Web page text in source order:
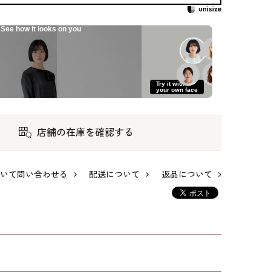
ー
小柄｜洗える｜羽織
フリルカラーのV開
襟元がデザインポイ
ート
110,000
See how it looks on you
Try it with
your own face
店舗の在庫を確認する
て問い合わせる 配送について 返品について